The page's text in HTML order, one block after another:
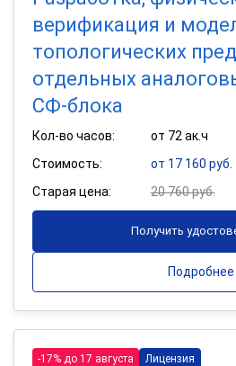
верификация и
топологических
отдельных
СФ-блока
Кол-во часов:
от 72 ак.ч
Стоимость:
от 17 160 руб.
Старая цена:
20 760 руб.
Получить
Подробнее
-17% до 17 августа Лицензия